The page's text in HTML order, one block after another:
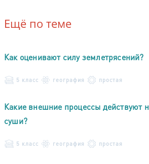
Ещё по теме
Как оценивают силу землетрясений?
5 класс география простая
Какие внешние процессы действуют
суши?
5 класс география простая